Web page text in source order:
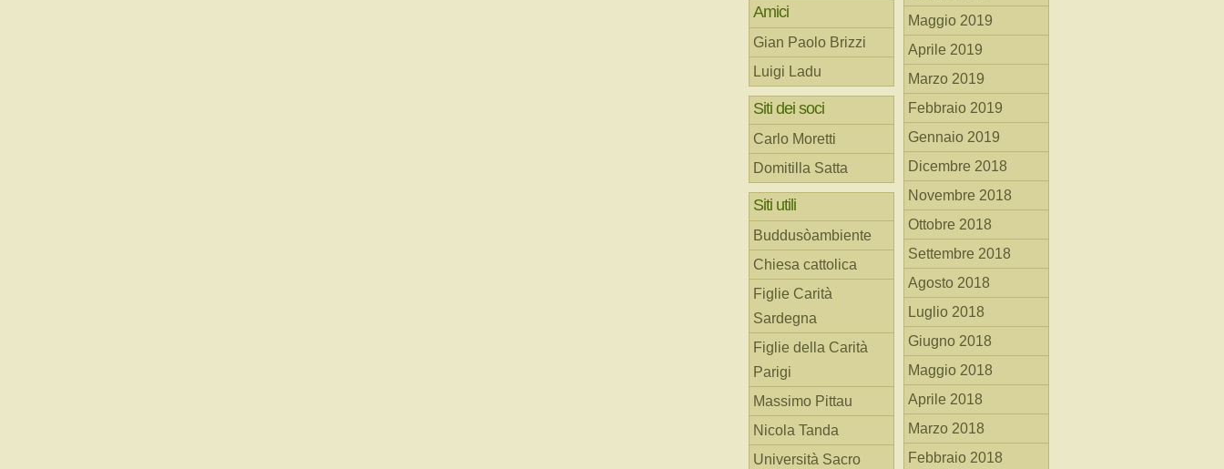
Amici
Gian Paolo Brizzi
Luigi Ladu
Siti dei soci
Carlo Moretti
Domitilla Satta
Siti utili
Buddusòambiente
Chiesa cattolica
Figlie Carità
Sardegna
Figlie della Carità
Parigi
Massimo Pittau
Nicola Tanda
Università Sacro
Maggio 2019
Aprile 2019
Marzo 2019
Febbraio 2019
Gennaio 2019
Dicembre 2018
Novembre 2018
Ottobre 2018
Settembre 2018
Agosto 2018
Luglio 2018
Giugno 2018
Maggio 2018
Aprile 2018
Marzo 2018
Febbraio 2018